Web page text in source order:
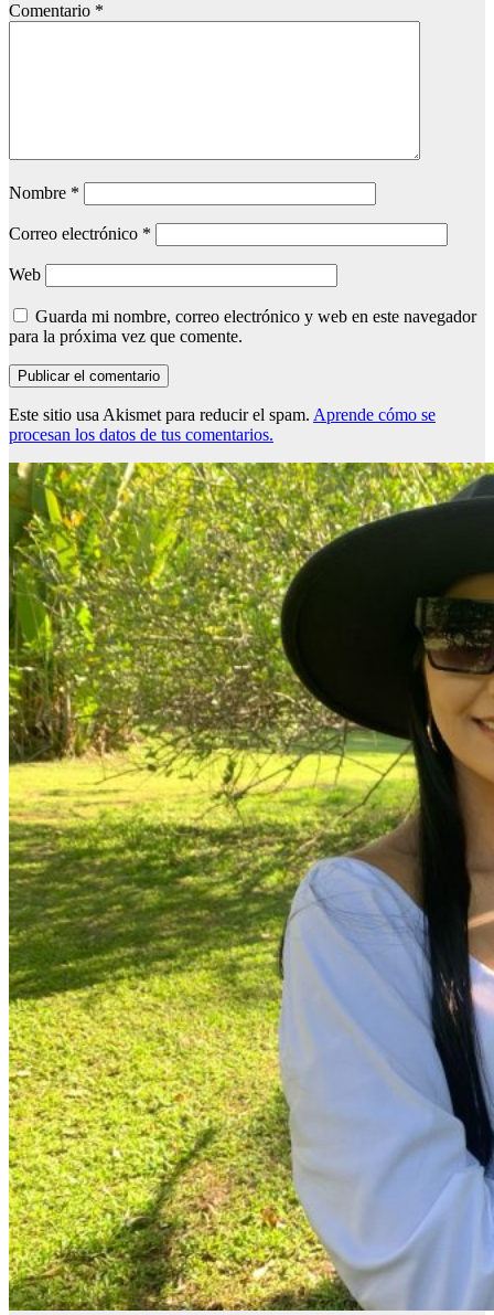
Comentario *
Nombre *
Correo electrónico *
Web
Guarda mi nombre, correo electrónico y web en este navegador
para la próxima vez que comente.
Este sitio usa Akismet para reducir el spam. Aprende cómo se
procesan los datos de tus comentarios.